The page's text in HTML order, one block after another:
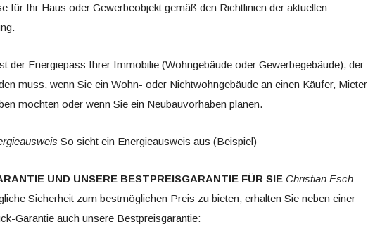
für Ihr Haus oder Gewerbeobjekt gemäß den Richtlinien der aktuellen
der Energiepass Ihrer Immobilie (Wohngebäude oder Gewerbegebäude), der
muss, wenn Sie ein Wohn- oder Nichtwohngebäude an einen Käufer, Mieter
möchten oder wenn Sie ein Neubauvorhaben planen.
So sieht ein Energieausweis aus (Beispiel)
UND UNSERE BESTPREISGARANTIE FÜR SIE Christian Esch
Sicherheit zum bestmöglichen Preis zu bieten, erhalten Sie neben einer
Garantie auch unsere Bestpreisgarantie: